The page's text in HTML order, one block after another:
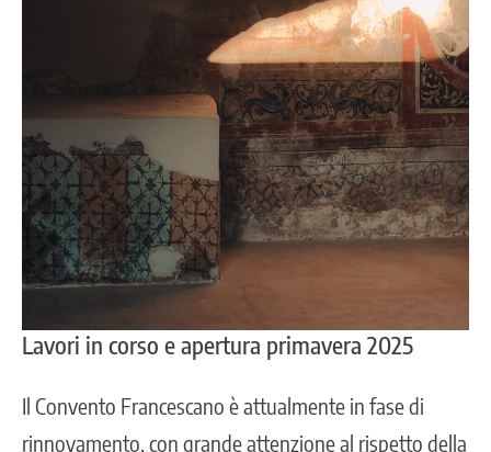
Lavori in corso e apertura primavera 2025
Il Convento Francescano è attualmente in fase di
rinnovamento, con grande attenzione al rispetto della